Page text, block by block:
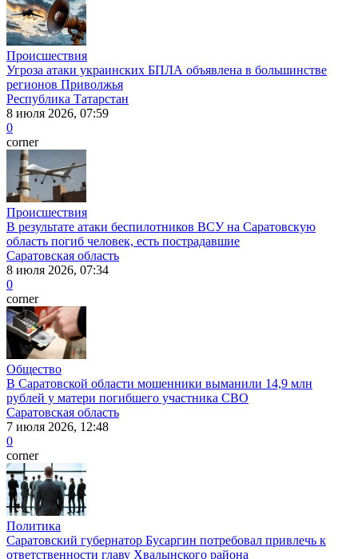
Происшествия
Угроза атаки украинских БПЛА объявлена в большинстве
регионов Приволжья
Республика Татарстан
8 июля 2026, 07:59
0
corner
Происшествия
В результате атаки беспилотников ВСУ на Саратовскую
область погиб человек, есть пострадавшие
Саратовская область
8 июля 2026, 07:34
0
corner
Общество
В Саратовской области мошенники выманили 14,9 млн
рублей у матери погибшего участника СВО
Саратовская область
7 июля 2026, 12:48
0
corner
Политика
Саратовский губернатор Бусаргин потребовал привлечь к
ответственности главу Хвалынского района